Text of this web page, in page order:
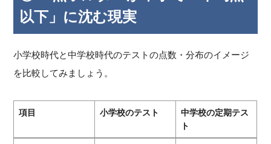
以下」に沈む現実
小学校時代と中学校時代のテストの点数・分布のイメージ
を比較してみましょう。
項目 小学校のテスト
中学校の定期テス
ト